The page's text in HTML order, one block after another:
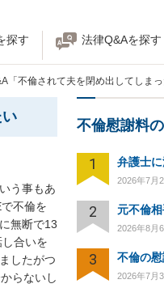
探す 法律Q&Aを探す
「不倫されて夫を閉め出してしま
う事もあ
不倫を
無断で13
合いを
したがつ
らないし
不倫慰謝料
1
2026年7月
2 元不倫
2026年8月
3
2026年7月